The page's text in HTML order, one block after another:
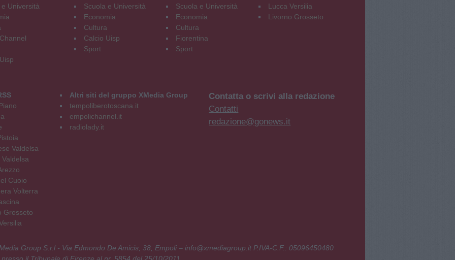
e Università
Scuola e Università
Economia
Cultura
Calcio Uisp
Sport
Scuola e Università
Economia
Cultura
Fiorentina
Sport
Lucca Versilia
Livorno Grosseto
Valdelsa
Valdelsa
Cuoio
Volterra
Grosseto
Altri siti del gruppo XMedia Group
tempoliberotoscana.it
empolichannel.it
radiolady.it
Contatta o scrivi alla redazione
Contatti
redazione@gonews.it
Group S.r.l - Via Edmondo De Amicis, 38, Empoli – info@xmediagroup.it P.IVA-C.F.: 05096450480